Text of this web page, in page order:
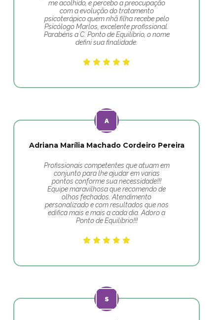
me acolhido, e percebo a preocupação
com a evolução do tratamento
psicoterápico quem nhã filha recebe pelo
Psicólogo Marlos, excelente profissional.
Parabéns a C. Ponto de Equilíbrio, o nome
defini sua finalidade.
Adriana Marília Machado Cordeiro Pereira
Profissionais competentes que atuam em
conjunto para lhe ajudar em varias
pontos conforme sua necessidade!!!
Equipe maravilhosa que recomendo de
olhos fechados. Atendimento
personalizado e com resultados que nos
edifica mais e mais a cada dia. Adoro a
Ponto de Equilíbrio!!!